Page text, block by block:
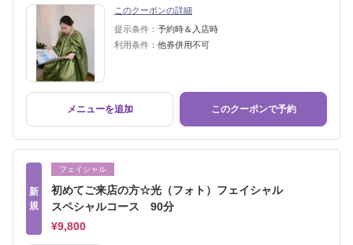
このクーポンの詳細
提示条件： 予約時＆入店時
利用条件： 他券併用不可
メニューを追加 このクーポンで予約
新
規
フェイシャル
初めてご来店の方☆光（フォト）フェイシャル
スペシャルコース 90分
¥9,800